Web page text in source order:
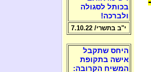
בכותל לסגולה
ולברכה!
י"ב בתשרי/ 7.10.22
היחס שתקבל
אישה בתקופת
המשיח הקרובה: